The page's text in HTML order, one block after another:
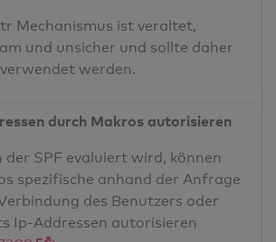
Mechanismus ist veraltet,
und unsicher und sollte daher
werden.
durch Makros autorisieren
der SPF evaluiert wird, können
spezifische anhand der Anfrage
des Benutzers oder
Ip-Addressen autorisieren